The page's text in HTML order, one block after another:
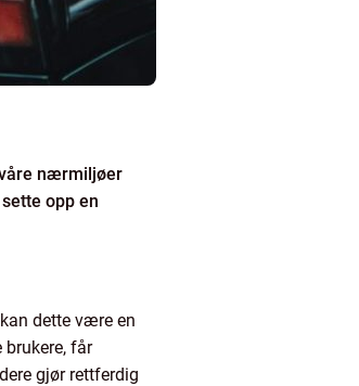
nærmiljøer
opp en
dette være en
får
gjør rettferdig